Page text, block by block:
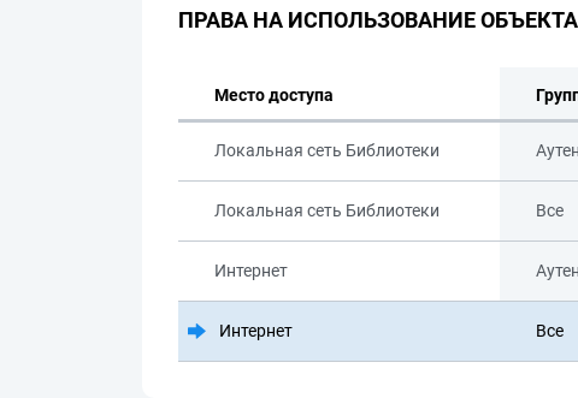
ПРАВА НА ИСПОЛЬЗОВАНИЕ
Место доступа
Локальная сеть Библиотеки
Локальная сеть Библиотеки Все
Интернет
Интернет Все